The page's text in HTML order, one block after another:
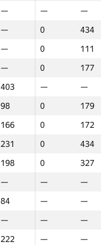
— — —
— 0 434
— 0 111
— 0 177
403 — —
98 0 179
166 0 172
231 0 434
198 0 327
— — —
84 — —
— — —
222 — —
Place